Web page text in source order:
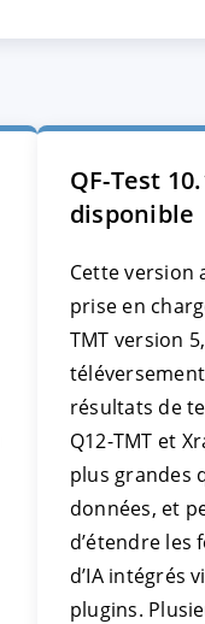
QF-Test
disponible
Cette version
prise en
TMT version
résultats de
Q12-TMT et
plus grandes
données, et
d’étendre les
d’IA intégrés
plugins.